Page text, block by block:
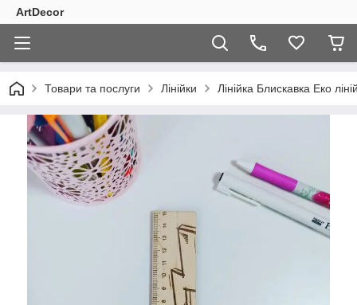
ArtDecor
Товари та послуги Лінійки Лінійка Блискавка Еко